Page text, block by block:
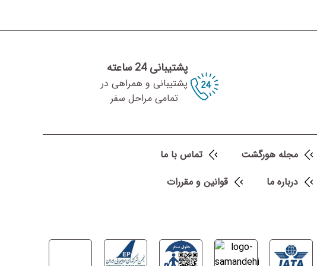
پشتیبانی 24 ساعته
پشتیبانی و همراهی در
تمامی مراحل سفر
تماس با ما
مجله هورگشت
قوانین و مقررات
درباره ما